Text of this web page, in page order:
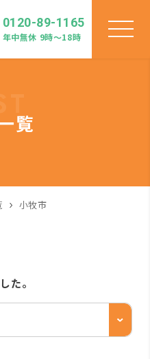
0120-89-1165
年中無休 9時〜18時
覧
小牧市
た。